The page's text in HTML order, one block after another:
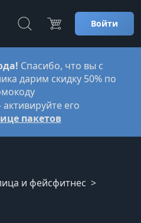
Войти
Спасибо, что вы с
дарим скидку 50% по
его
пакетов
и фейсфитнес